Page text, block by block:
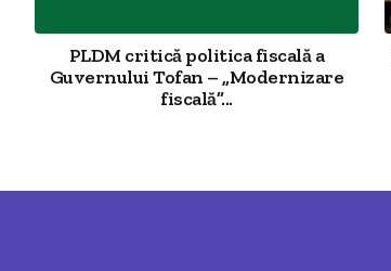
PLDM critică politica fiscală a
Guvernului Tofan – „Modernizare
fiscală”...